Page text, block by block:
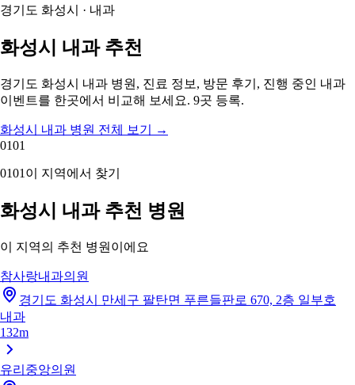
경기도 화성시 · 내과
화성시 내과 추천
경기도 화성시 내과 병원, 진료 정보, 방문 후기, 진행 중인 내과
이벤트를 한곳에서 비교해 보세요. 9곳 등록.
화성시 내과 병원 전체 보기
→
0101
0101 이 지역에서 찾기
화성시 내과 추천 병원
이 지역의 추천 병원이에요
참사랑내과의원
경기도 화성시 만세구 팔탄면 푸른들판로 670, 2층 일부호
내과
132m
유리중앙의원